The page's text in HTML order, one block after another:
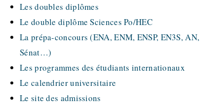
Les doubles diplômes
Le double diplôme Sciences Po/HEC
La prépa-concours (ENA, ENM, ENSP, EN3S, AN,
Sénat…)
Les programmes des étudiants internationaux
Le calendrier universitaire
Le site des admissions